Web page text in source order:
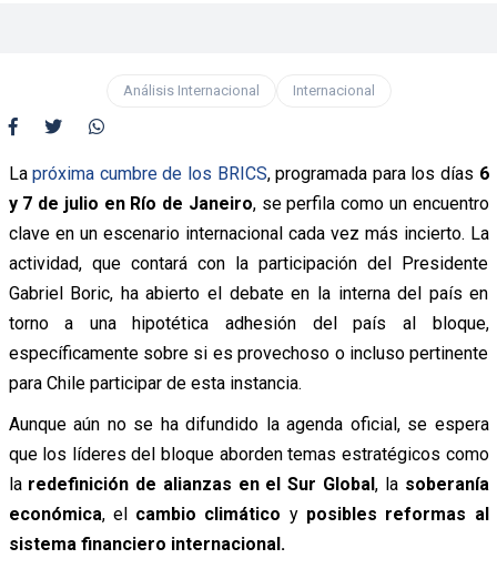
Análisis Internacional Internacional
Lapróxima cumbre de los BRICS, programada para los días 6
y 7 de julio en Río de Janeiro, se perfila como un encuentro
clave en un escenario internacional cada vez más incierto. La
actividad, que contará con la participación del Presidente
Gabriel Boric, ha abierto el debate en la interna del país en
torno a una hipotética adhesión del país al bloque,
específicamente sobre si es provechoso o incluso pertinente
para Chile participar de esta instancia.
Aunque aún no se ha difundido la agenda oficial, se espera
que los líderes del bloque aborden temas estratégicos como
laredefinición de alianzas en el Sur Global, lasoberanía
económica, elcambio climático yposibles reformas al
sistema financiero internacional.